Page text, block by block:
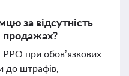
за відсутність
продажах?
РРО при обов’язкових
до штрафів,